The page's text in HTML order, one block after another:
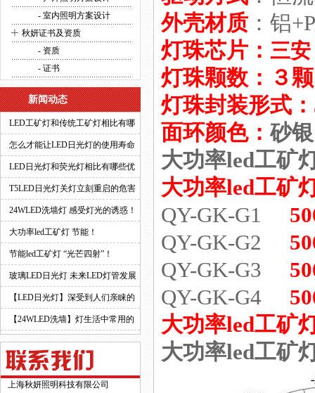
- 室内照明方案设计
+ 秋妍证书及资质
- 资质
- 证书
新闻动态
LED工矿灯和传统工矿灯相比有哪
些优势？
怎么才能让LED日光灯的使用寿命
更长？
LED日光灯和荧光灯相比有哪些优
势？
T5LED日光灯关灯立刻重启的危害
有多大？
24WLED洗墙灯 感受灯光的诱惑！
大功率led工矿灯 节能！
节能led工矿灯 “光芒四射”！
玻璃LED日光灯 未来LED灯管发展
的新趋势！
【LED日光灯】深受到人们亲睐的
原因！
【24WLED洗墙】灯生活中常用的
灯具之一！
上海秋妍照明科技有限公司
外壳材质 ：铝
灯珠芯片： 三
灯珠颗数 ： ３颗
灯珠封装形式
面环颜色：砂银
大功率led工矿
大功率led工矿
QY-GK-G1
QY-GK-G2
QY-GK-G3
QY-GK-G4
大功率led工矿
大功率led工矿